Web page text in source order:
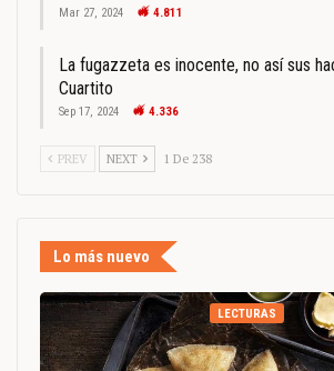
Mar 27, 2024 4.811
La fugazzeta es inocente, no así sus
Cuartito
Sep 17, 2024 4.336
PREV NEXT 1 De 238
Lo más nuevo
LECTURAS